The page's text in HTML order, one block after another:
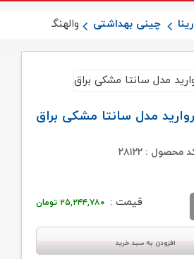
چینی بهداشتی والهنگ چینی
مدل سانتا مشکی براق
محصول : ۲۸۱۲۲
قیمت : ۲۵,۲۴۴,۷۸۰ تومان
افزودن به سبد خرید